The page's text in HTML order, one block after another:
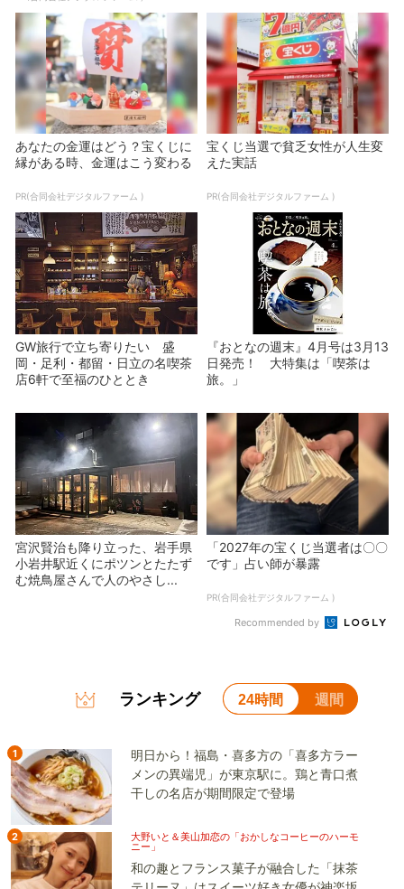
あなたの金運はどう？宝くじに
縁がある時、金運はこう変わる
PR(合同会社デジタルファーム )
宝くじ当選で貧乏女性が人生変
えた実話
PR(合同会社デジタルファーム )
GW旅行で立ち寄りたい 盛
岡・足利・都留・日立の名喫茶
店6軒で至福のひととき
『おとなの週末』4月号は3月13
日発売！ 大特集は「喫茶は
旅。」
宮沢賢治も降り立った、岩手県
小岩井駅近くにポツンとたたず
む焼鳥屋さんで人のやさし...
「2027年の宝くじ当選者は〇〇
です」占い師が暴露
PR(合同会社デジタルファーム )
Recommended by
ランキング 24時間 週間
1
明日から！福島・喜多方の「喜多方ラー
メンの異端児」が東京駅に。鶏と青口煮
干しの名店が期間限定で登場
2
大野いと＆美山加恋の「おかしなコーヒーのハーモ
ニー」
和の趣とフランス菓子が融合した「抹茶